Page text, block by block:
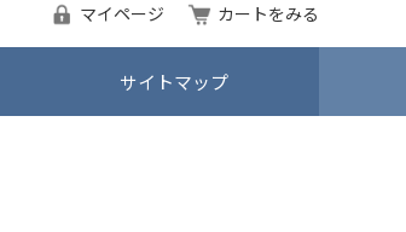
マイページ カートをみる
サイトマップ